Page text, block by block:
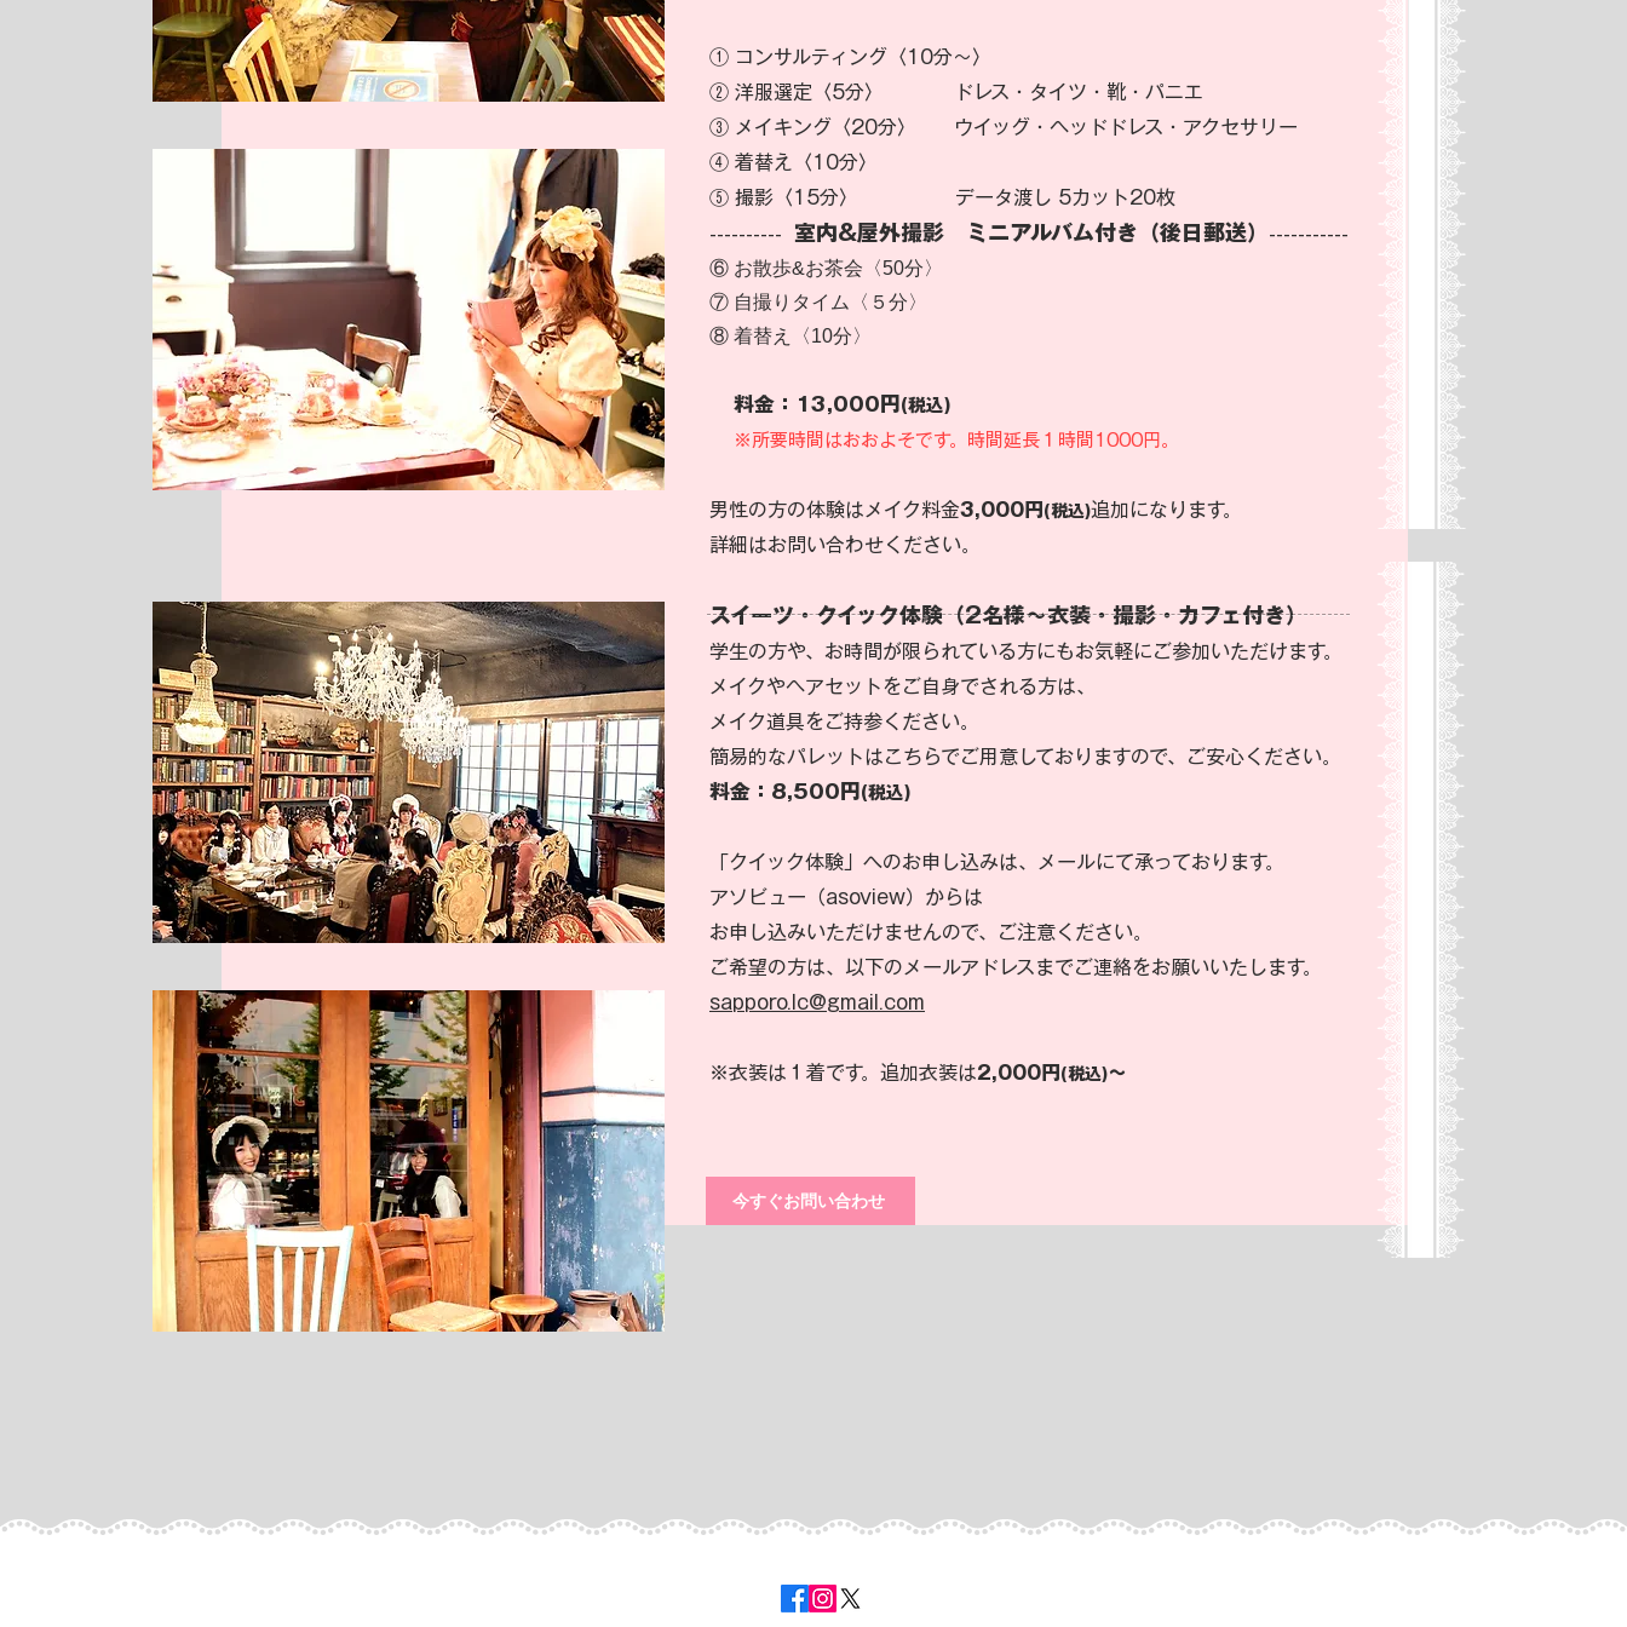
① コンサルティング〈10分〜〉
② 洋服選定〈5分〉 ドレス・タイツ・靴・パニエ
③ メイキング〈20分〉 ウイッグ・ヘッドドレス・アクセサリー
④ 着替え〈10分〉
⑤ 撮影〈15分〉 データ渡し 5カット20枚
---------- 室内&屋外撮影 ミニアルバム付き（後日郵送） -----------
⑥ お散歩&お茶会〈50分〉
⑦ 自撮りタイム〈５分〉
⑧ 着替え〈10分〉
料金：13,000円 (税込)
※所要時間はおおよそです。時間延長１時間1000円。
男性の方の体験はメイク料金3,000円 (税込)追加になります。
​詳細はお問い合わせください。
スイーツ・クイック体験（2名様～衣装・撮影・カフェ付き）
学生の方や、お時間が限られている方にもお気軽にご参加いただけます。
メイクやヘアセットをご自身でされる方は、
メイク道具をご持参ください。
簡易的なパレットはこちらでご用意しておりますので、ご安心ください。
料金：8,500円 (税込)
「クイック体験」へのお申し込みは、メールにて承っております。
アソビュー（asoview）からは
お申し込みいただけませんので、ご注意ください。
ご希望の方は、以下のメールアドレスまでご連絡をお願いいたします。
sapporo.lc@gmail.com
※衣装は１着です。 追加衣装は2,000円 (税込)〜​
今すぐお問い合わせ